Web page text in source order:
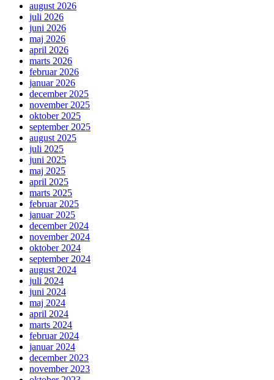
august 2026
juli 2026
juni 2026
maj 2026
april 2026
marts 2026
februar 2026
januar 2026
december 2025
november 2025
oktober 2025
september 2025
august 2025
juli 2025
juni 2025
maj 2025
april 2025
marts 2025
februar 2025
januar 2025
december 2024
november 2024
oktober 2024
september 2024
august 2024
juli 2024
juni 2024
maj 2024
april 2024
marts 2024
februar 2024
januar 2024
december 2023
november 2023